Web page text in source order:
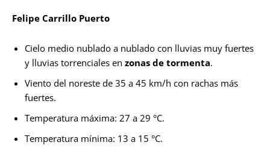
Felipe Carrillo Puerto
Cielo medio nublado a nublado con lluvias muy fuertes
y lluvias torrenciales en zonas de tormenta.
Viento del noreste de 35 a 45 km/h con rachas más
fuertes.
Temperatura máxima: 27 a 29 °C.
Temperatura mínima: 13 a 15 °C.